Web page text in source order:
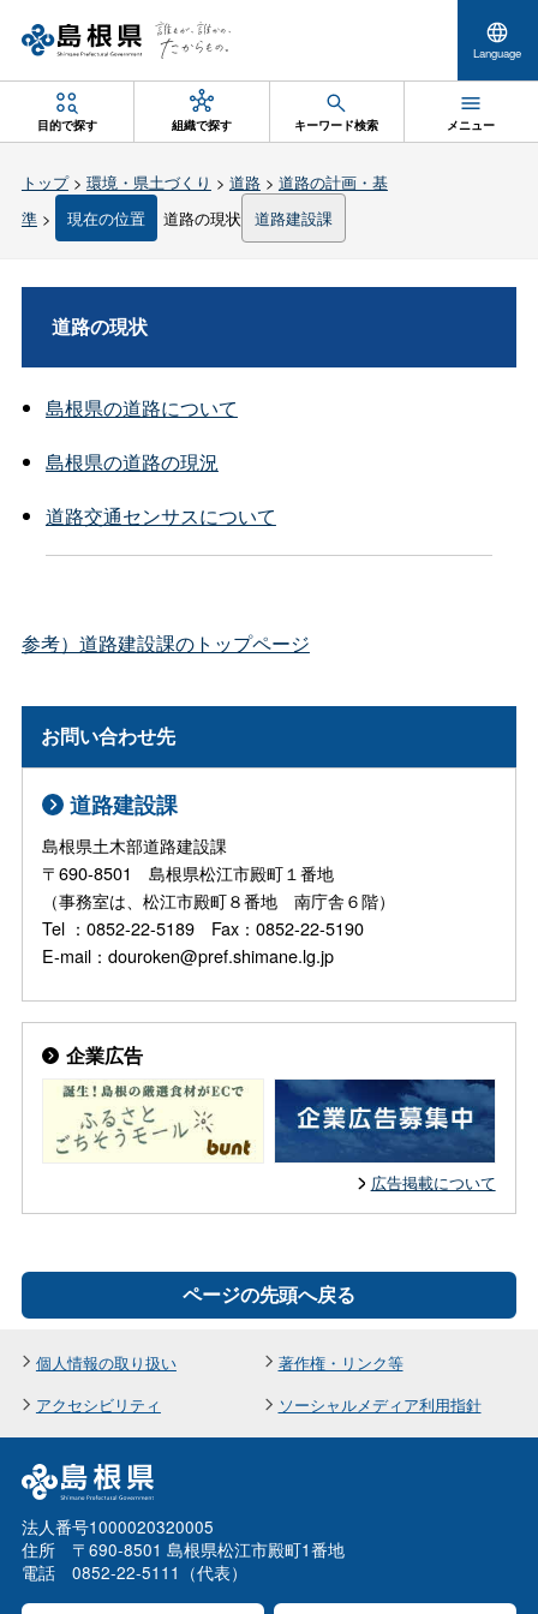
Language
目的で探す 組織で探す キーワード検索 メニュー
トップ> 環境・県土づくり > 道路> 道路の計画・基
準> 現在の位置 道路の現状 道路建設課
道路の現状
島根県の道路について
島根県の道路の現況
道路交通センサスについて
参考）道路建設課のトップページ
お問い合わせ先
道路建設課
島根県土木部道路建設課
〒690-8501 島根県松江市殿町１番地
（事務室は、松江市殿町８番地 南庁舎６階）
Tel ：0852-22-5189 Fax：0852-22-5190
E-mail：douroken@pref.shimane.lg.jp
企業広告
広告掲載について
ページの先頭へ戻る
個人情報の取り扱い
著作権・リンク等
アクセシビリティ
ソーシャルメディア利用指針
法人番号1000020320005
住所 〒690-8501 島根県松江市殿町1番地
電話 0852-22-5111（代表）